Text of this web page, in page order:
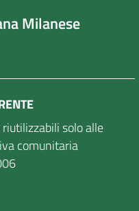
Milanese
solo alle
comunitaria